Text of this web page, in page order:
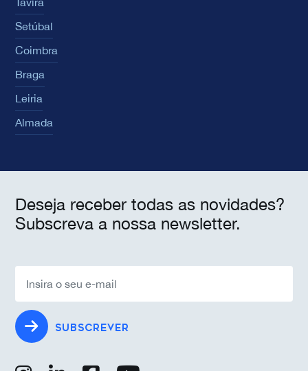
Setúbal
Coimbra
Braga
Leiria
Almada
Deseja receber todas as novidades?
Subscreva a nossa newsletter.
SUBSCREVER